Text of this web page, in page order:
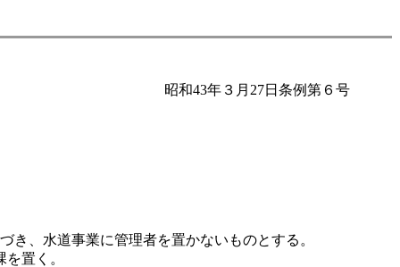
昭和43年３月27日条例第６号
、水道事業に管理者を置かないものとする。
置く。